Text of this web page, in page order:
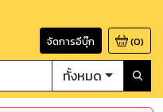
จัดการอีบุ๊ก (0)
ทั้งหมด